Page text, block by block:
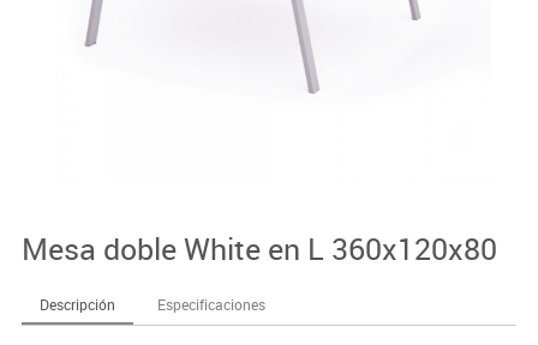
Mesa doble White en L 360x120x80
Descripción Especificaciones